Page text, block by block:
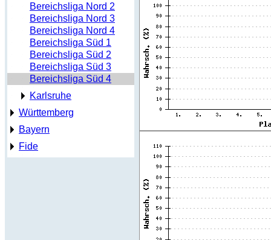
Bereichsliga Nord 2
Bereichsliga Nord 3
Bereichsliga Nord 4
Bereichsliga Süd 1
Bereichsliga Süd 2
Bereichsliga Süd 3
Bereichsliga Süd 4
Karlsruhe
Württemberg
Bayern
Fide